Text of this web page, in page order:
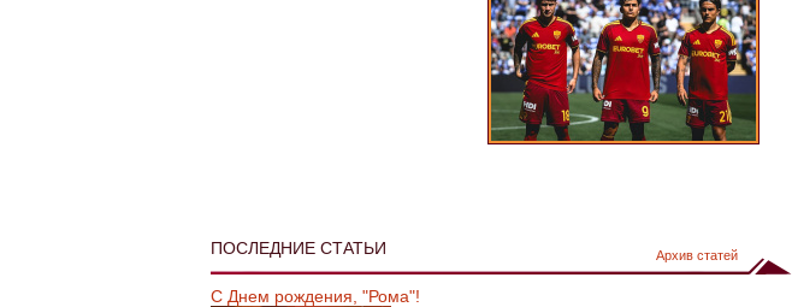
ПОСЛЕДНИЕ СТАТЬИ Архив статей
С Днем рождения, "Рома"!